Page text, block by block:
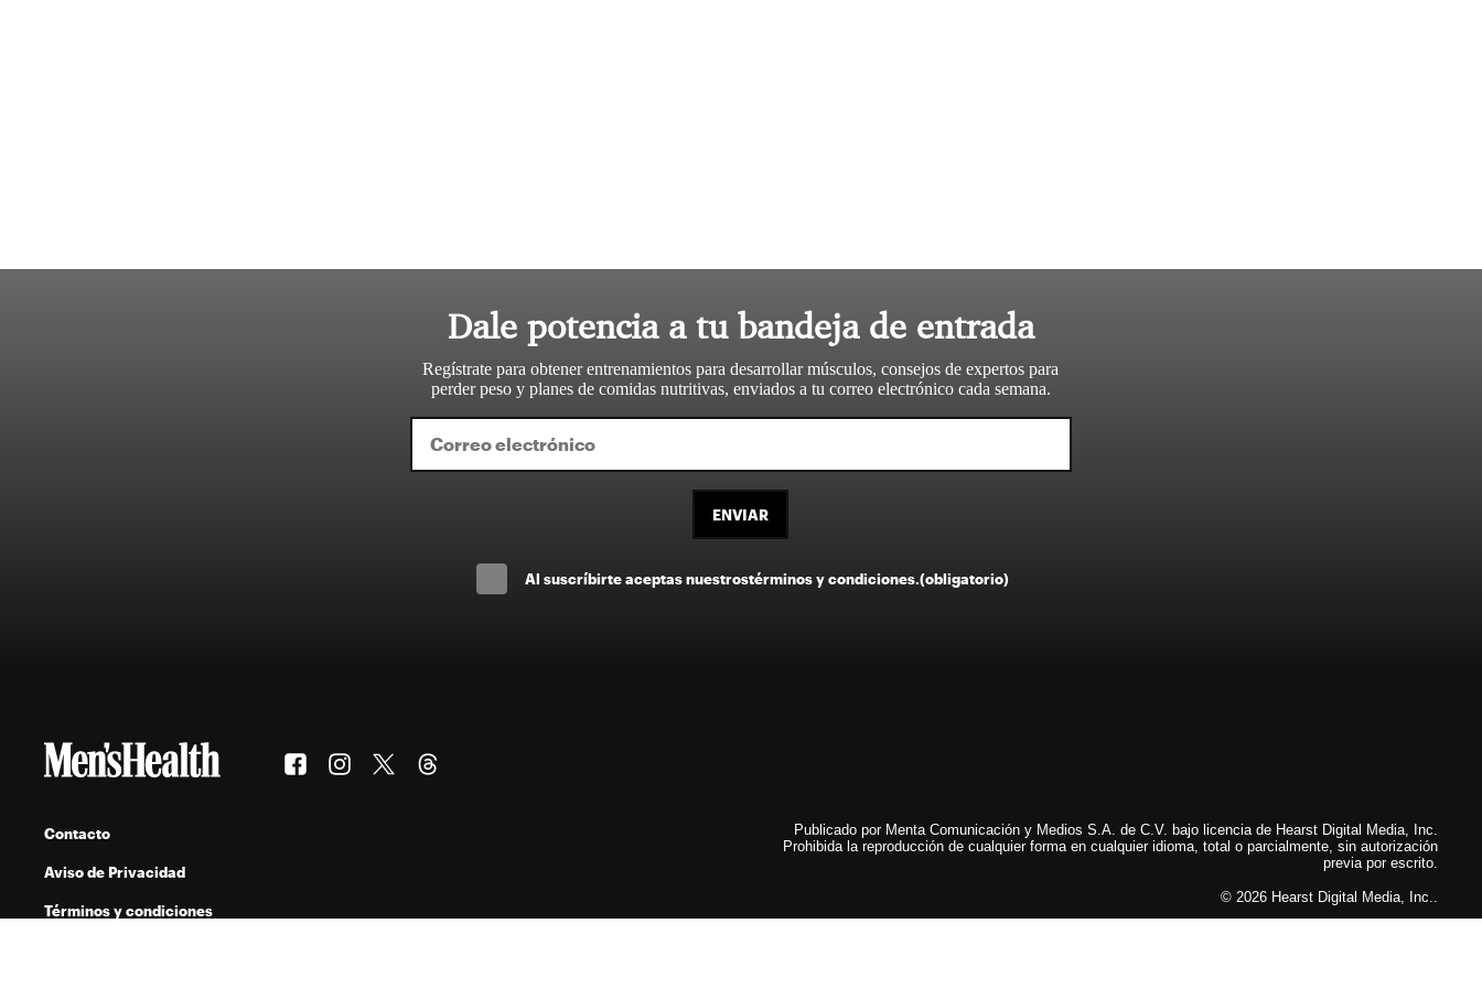
Dale potencia a tu bandeja de entrada
Regístrate para obtener entrenamientos para desarrollar músculos, consejos de expertos para
perder peso y planes de comidas nutritivas, enviados a tu correo electrónico cada semana.
ENVIAR
Al suscríbirte aceptas nuestrostérminos y condiciones.(obligatorio)
Contacto
Aviso de Privacidad
Términos y condiciones
Publicado por Menta Comunicación y Medios S.A. de C.V. bajo licencia de Hearst Digital Media, Inc.
Prohibida la reproducción de cualquier forma en cualquier idioma, total o parcialmente, sin autorización
previa por escrito.
© 2026 Hearst Digital Media, Inc..